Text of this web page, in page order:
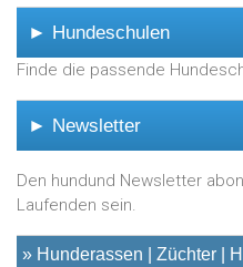
► Hundeschulen
Finde die passende
► Newsletter
Den hundund Newsletter
Laufenden sein.
» Hunderassen Züchter